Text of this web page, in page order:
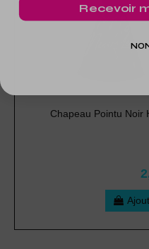
Chapeau Pointu Noir
Recevoir